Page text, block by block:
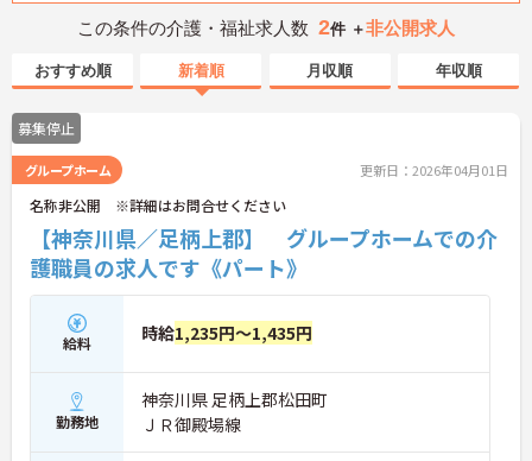
この条件の介護・福祉求人数 2件 ＋非公開求人
おすすめ順 新着順 月収順 年収順
募集停止
グループホーム 更新日：2026年04月01日
名称非公開 ※詳細はお問合せください
【神奈川県／足柄上郡】 グループホームでの介
護職員の求人です《パート》
給料 時給1,235円～1,435円
勤務地
神奈川県 足柄上郡松田町
ＪＲ御殿場線